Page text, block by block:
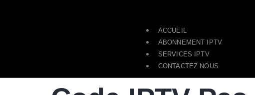
ACCUEIL
ABONNEMENT IPTV
SERVICES IPTV
CONTACTEZ NOUS